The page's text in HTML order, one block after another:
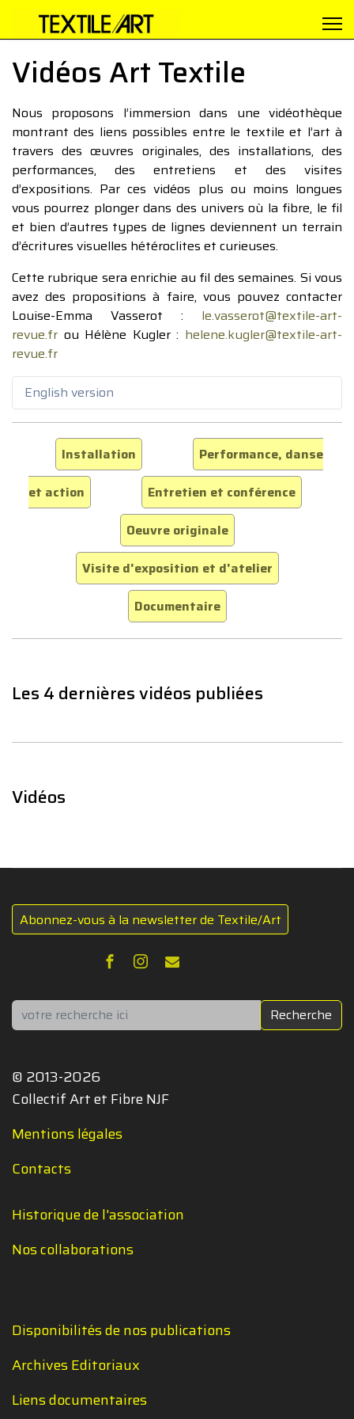
Vidéos Art Textile
Nous proposons l’immersion dans une vidéothèque
montrant des liens possibles entre le textile et l’art à
travers des œuvres originales, des installations, des
performances, des entretiens et des visites
d’expositions. Par ces vidéos plus ou moins longues
vous pourrez plonger dans des univers où la fibre, le fil
et bien d’autres types de lignes deviennent un terrain
d’écritures visuelles hétéroclites et curieuses.
Cette rubrique sera enrichie au fil des semaines. Si vous
avez des propositions à faire, vous pouvez contacter
Louise-Emma Vasserot : le.vasserot@textile-art-
revue.fr ou Hélène Kugler : helene.kugler@textile-art-
revue.fr
English version
Installation
Performance, danse
et action
Entretien et conférence
Oeuvre originale
Visite d'exposition et d'atelier
Documentaire
Les 4 dernières vidéos publiées
Vidéos
Abonnez-vous à la newsletter de Textile/Art
Rechercher Recherche
© 2013-2026
Collectif Art et Fibre NJF
Mentions légales
Contacts
Historique de l'association
Nos collaborations
Disponibilités de nos publications
Archives Editoriaux
Liens documentaires